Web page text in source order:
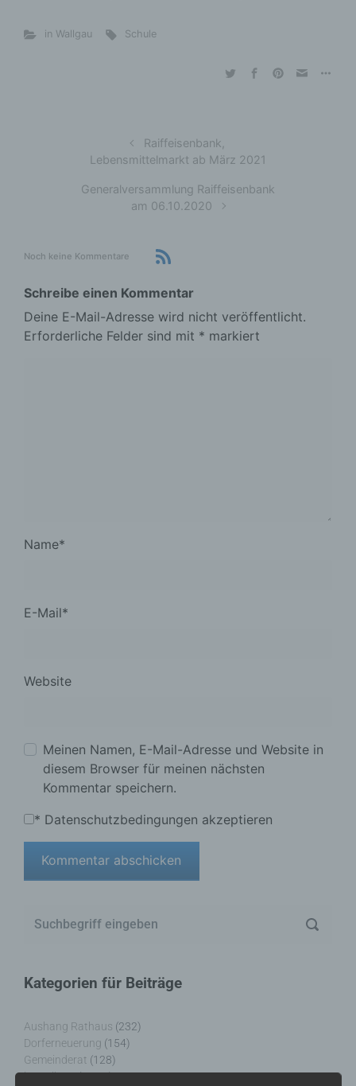
in Wallgau Schule
Raiffeisenbank,
Lebensmittelmarkt ab März 2021
Generalversammlung Raiffeisenbank
am 06.10.2020
Noch keine Kommentare
Schreibe einen Kommentar
Deine E-Mail-Adresse wird nicht veröffentlicht.
Erforderliche Felder sind mit * markiert
Name*
E-Mail*
Website
Meinen Namen, E-Mail-Adresse und Website in
diesem Browser für meinen nächsten
Kommentar speichern.
* Datenschutzbedingungen akzeptieren
Kategorien für Beiträge
Aushang Rathaus (232)
Dorferneuerung (154)
Gemeinderat (128)
in Wallgau(1.091)